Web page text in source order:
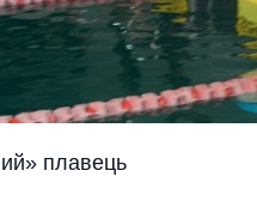
плавець